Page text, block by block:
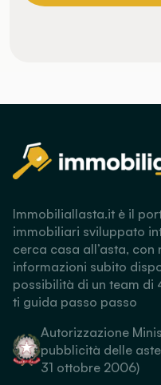
Immobiliallasta.it è il
immobiliari sviluppato
cerca casa all’asta,
informazioni subito
possibilità di un team
ti guida passo passo
Autorizzazione
pubblicità delle
31 ottobre 2006)